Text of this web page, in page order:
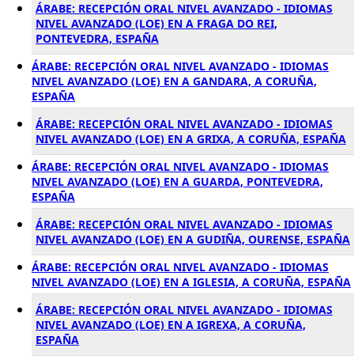
ÁRABE: RECEPCIÓN ORAL NIVEL AVANZADO - IDIOMAS
NIVEL AVANZADO (LOE) EN A FRAGA DO REI,
PONTEVEDRA, ESPAÑA
ÁRABE: RECEPCIÓN ORAL NIVEL AVANZADO - IDIOMAS
NIVEL AVANZADO (LOE) EN A GANDARA, A CORUÑA,
ESPAÑA
ÁRABE: RECEPCIÓN ORAL NIVEL AVANZADO - IDIOMAS
NIVEL AVANZADO (LOE) EN A GRIXA, A CORUÑA, ESPAÑA
ÁRABE: RECEPCIÓN ORAL NIVEL AVANZADO - IDIOMAS
NIVEL AVANZADO (LOE) EN A GUARDA, PONTEVEDRA,
ESPAÑA
ÁRABE: RECEPCIÓN ORAL NIVEL AVANZADO - IDIOMAS
NIVEL AVANZADO (LOE) EN A GUDIÑA, OURENSE, ESPAÑA
ÁRABE: RECEPCIÓN ORAL NIVEL AVANZADO - IDIOMAS
NIVEL AVANZADO (LOE) EN A IGLESIA, A CORUÑA, ESPAÑA
ÁRABE: RECEPCIÓN ORAL NIVEL AVANZADO - IDIOMAS
NIVEL AVANZADO (LOE) EN A IGREXA, A CORUÑA,
ESPAÑA